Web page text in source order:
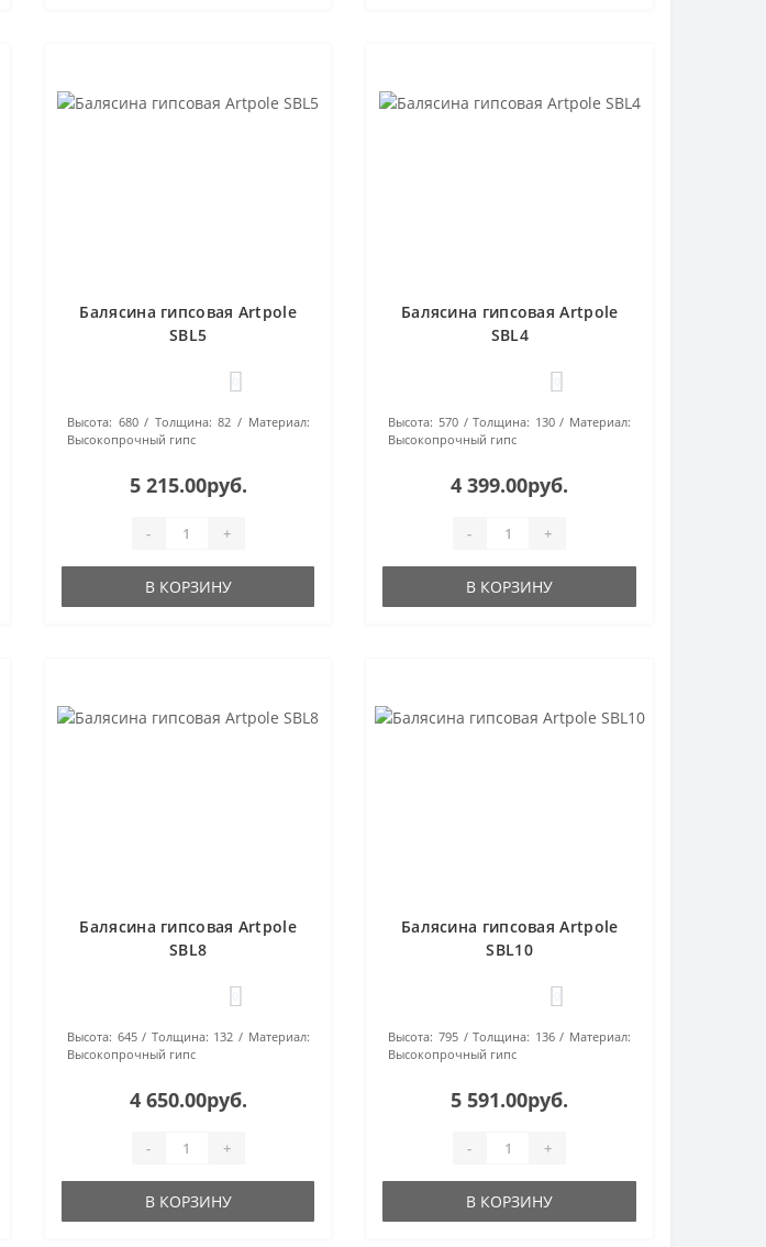
Балясина гипсовая Artpole
SBL5
Высота: 680 Толщина: 82
Материал:
Высокопрочный гипс
5 215.00руб.
- +
В КОРЗИНУ
Балясина гипсовая Artpole
SBL4
Высота: 570 Толщина: 130
Материал:
Высокопрочный гипс
4 399.00руб.
- +
В КОРЗИНУ
Балясина гипсовая Artpole
SBL8
Высота: 645 Толщина: 132
Материал:
Высокопрочный гипс
4 650.00руб.
- +
В КОРЗИНУ
Балясина гипсовая Artpole
SBL10
Высота: 795 Толщина: 136
Материал:
Высокопрочный гипс
5 591.00руб.
- +
В КОРЗИНУ